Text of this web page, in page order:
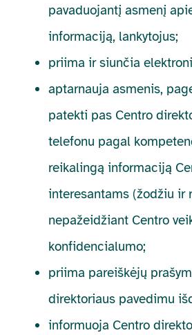
pavaduojantį asmenį
informaciją, lankytojus;
priima ir siunčia
aptarnauja asmenis,
patekti pas Centro
telefonu pagal
reikalingą informaciją
interesantams (žodžiu ir
nepažeidžiant Centro
konfidencialumo;
priima pareiškėjų
direktoriaus pavedimu
informuoja Centro